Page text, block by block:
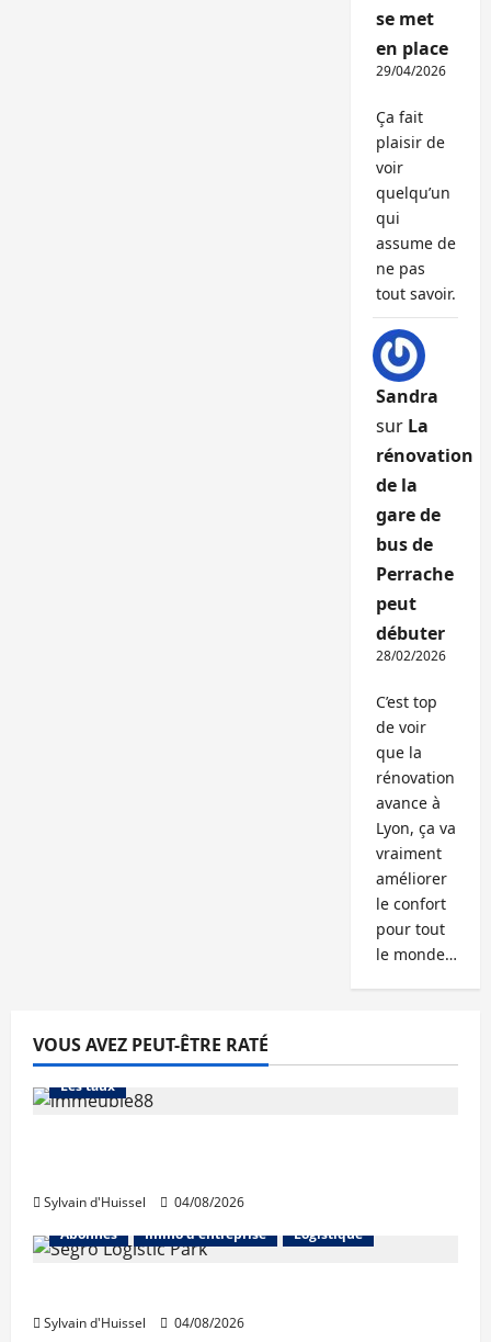
se met
en place
29/04/2026
Ça fait
plaisir de
voir
quelqu’un
qui
assume de
ne pas
tout savoir.
Sandra
sur La
rénovation
de la
gare de
bus de
Perrache
peut
débuter
28/02/2026
C’est top
de voir
que la
rénovation
avance à
Lyon, ça va
vraiment
améliorer
le confort
pour tout
le monde…
VOUS AVEZ PEUT-ÊTRE RATÉ
Abonnés Financement
L'avis des courtiers
Les taux
Sylvain d'Huissel
04/08/2026
Abonnés
Immo d'entreprise Logistique
Sylvain d'Huissel
04/08/2026